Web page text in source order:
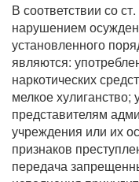
В соответствии со
нарушением
установленного
являются:
наркотических
мелкое хулиганство;
представителям
учреждения или их
признаков
передача